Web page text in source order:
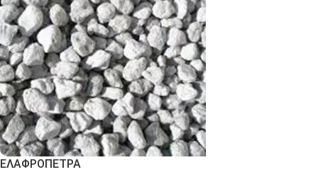
ΕΛΑΦΡΟΠΕΤΡΑ